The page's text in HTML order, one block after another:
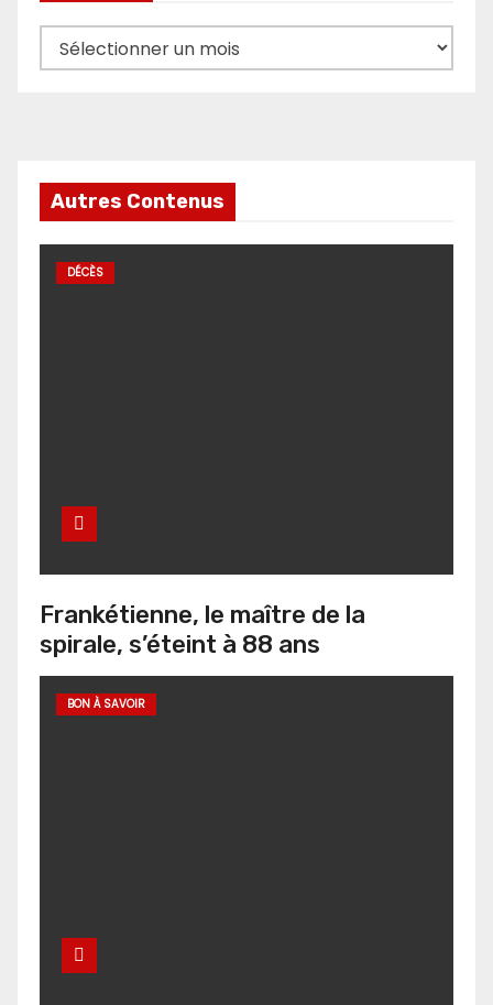
Archives
Autres Contenus
DÉCÈS
Frankétienne, le maître de la
spirale, s’éteint à 88 ans
BON À SAVOIR